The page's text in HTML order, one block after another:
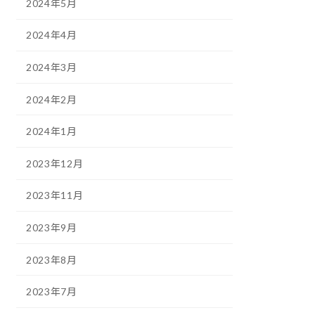
2024年5月
2024年4月
2024年3月
2024年2月
2024年1月
2023年12月
2023年11月
2023年9月
2023年8月
2023年7月